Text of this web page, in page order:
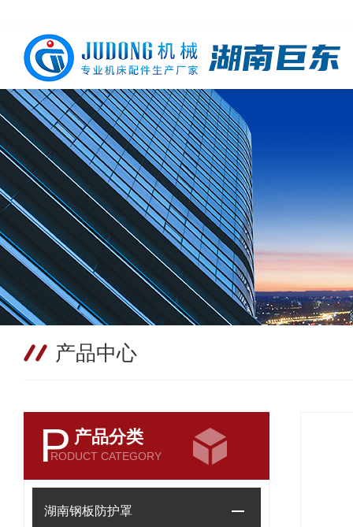
产品中心
P 产品分类
RODUCT CATEGORY
湖南钢板防护罩